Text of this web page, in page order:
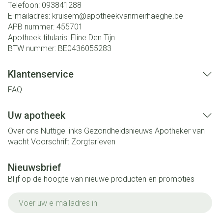
Telefoon: 093841288
E-mailadres: kruisem@apotheekvanmeirhaeghe.be
APB nummer: 455701
Apotheek titularis: Eline Den Tijn
BTW nummer: BE0436055283
Klantenservice
FAQ
Uw apotheek
Over ons Nuttige links Gezondheidsnieuws Apotheker van
wacht Voorschrift Zorgtarieven
Nieuwsbrief
Blijf op de hoogte van nieuwe producten en promoties